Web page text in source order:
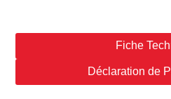
Fiche
Déclaration de